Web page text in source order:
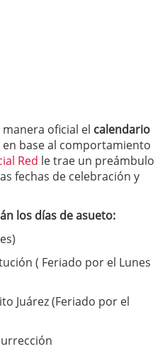
oficial el calendario
en base al comportamiento
Red le trae un preámbulo
fechas de celebración y
los días de asueto:
( Feriado por el Lunes
Juárez (Feriado por el